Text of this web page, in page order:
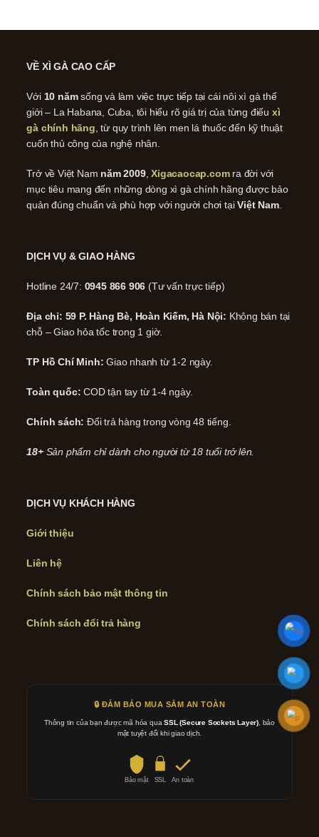
VỀ XÌ GÀ CAO CẤP
Với 10 nămsống và làm việc trực tiếp tại cái nôi xì gà thế
giới – La Habana, Cuba, tôi hiểu rõ giá trị của từng điếu xì
gà chính hãng, từ quy trình lên men lá thuốc đến kỹ thuật
cuốn thủ công của nghệ nhân.
Trở về Việt Nam năm 2009,Xigacaocap.comra đời với
mục tiêu mang đến những dòng xì gà chính hãng được bảo
quản đúng chuẩn và phù hợp với người chơi tạiViệt Nam.
DỊCH VỤ & GIAO HÀNG
Hotline 24/7: 0945 866 906 (Tư vấn trực tiếp)
Địa chỉ: 59 P. Hàng Bè, Hoàn Kiếm, Hà Nội: Không bán tại
chỗ – Giao hỏa tốc trong 1 giờ.
TP Hồ Chí Minh: Giao nhanh từ 1-2 ngày.
Toàn quốc: COD tận tay từ 1-4 ngày.
Chính sách: Đổi trả hàng trong vòng 48 tiếng.
18+ Sản phẩm chỉ dành cho người từ 18 tuổi trở lên.
DỊCH VỤ KHÁCH HÀNG
Giới thiệu
Liên hệ
Chính sách bảo mật thông tin
Chính sách đổi trả hàng
🔒 ĐẢM BẢO MUA SẮM AN TOÀN
Thông tin của bạn được mã hóa quaSSL (Secure Sockets Layer), bảo
mật tuyệt đối khi giao dịch.
Bảo mật SSL An toàn